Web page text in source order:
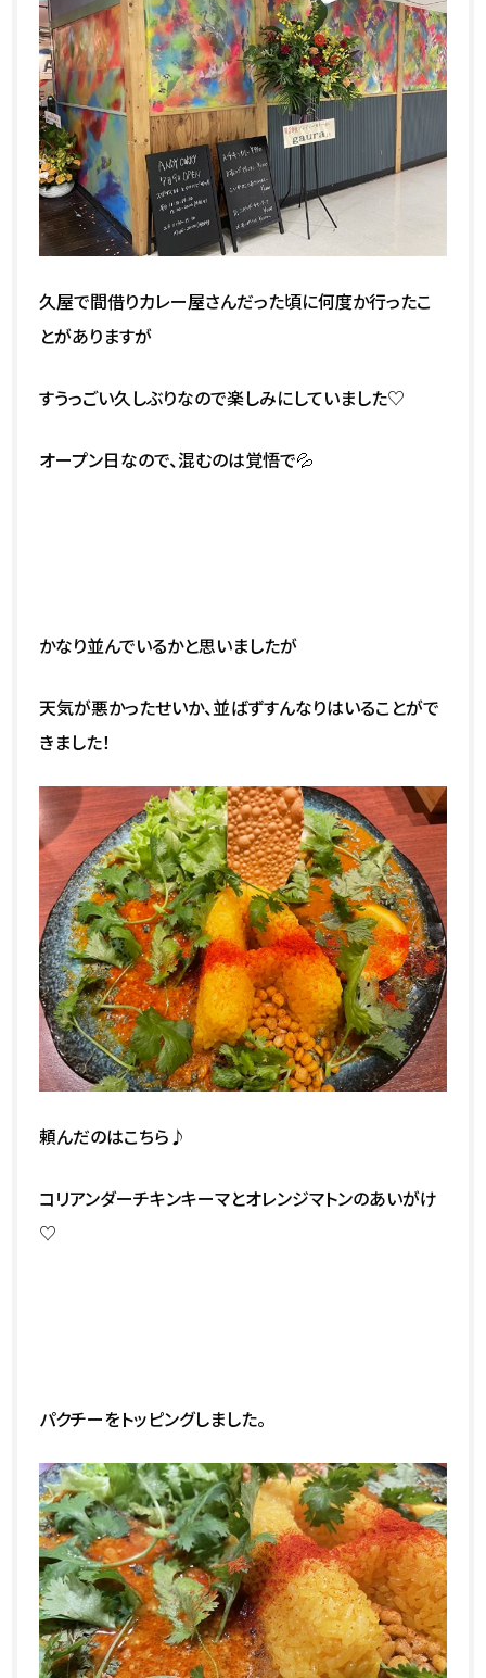
久屋で間借りカレー屋さんだった頃に何度か行ったこ
とがありますが
すうっごい久しぶりなので楽しみにしていました♡
オープン日なので、混むのは覚悟で💦
かなり並んでいるかと思いましたが
天気が悪かったせいか、並ばずすんなりはいることがで
きました！
頼んだのはこちら♪
コリアンダーチキンキーマとオレンジマトンのあいがけ
♡
パクチーをトッピングしました。